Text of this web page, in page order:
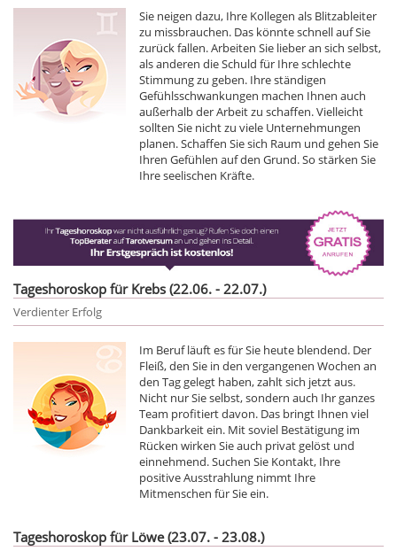
Sie neigen dazu, Ihre Kollegen als Blitzableiter
zu missbrauchen. Das könnte schnell auf Sie
zurück fallen. Arbeiten Sie lieber an sich selbst,
als anderen die Schuld für Ihre schlechte
Stimmung zu geben. Ihre ständigen
Gefühlsschwankungen machen Ihnen auch
außerhalb der Arbeit zu schaffen. Vielleicht
sollten Sie nicht zu viele Unternehmungen
planen. Schaffen Sie sich Raum und gehen Sie
Ihren Gefühlen auf den Grund. So stärken Sie
Ihre seelischen Kräfte.
Tageshoroskop für Krebs (22.06. - 22.07.)
Verdienter Erfolg
Im Beruf läuft es für Sie heute blendend. Der
Fleiß, den Sie in den vergangenen Wochen an
den Tag gelegt haben, zahlt sich jetzt aus.
Nicht nur Sie selbst, sondern auch Ihr ganzes
Team profitiert davon. Das bringt Ihnen viel
Dankbarkeit ein. Mit soviel Bestätigung im
Rücken wirken Sie auch privat gelöst und
einnehmend. Suchen Sie Kontakt, Ihre
positive Ausstrahlung nimmt Ihre
Mitmenschen für Sie ein.
Tageshoroskop für Löwe (23.07. - 23.08.)